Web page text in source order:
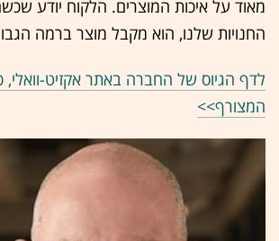
מאוד על איכות המוצרים. הלקוח יודע
החנויות שלנו, הוא מקבל מוצר ברמה
לדף הגיוס של החברה באתר אקזיט-וואלי,
המצורף>>